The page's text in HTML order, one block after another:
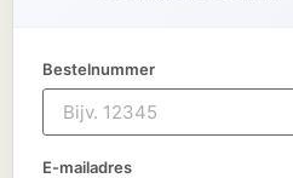
Bestelnummer
E-mailadres